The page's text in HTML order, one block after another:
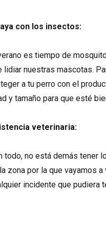
con los insectos:
es tiempo de
lidiar nuestras mascotas.
a tu perro con el
y tamaño para que esté
veterinaria:
todo, no está demás tener
zona por la que vayamos
incidente que pudiera